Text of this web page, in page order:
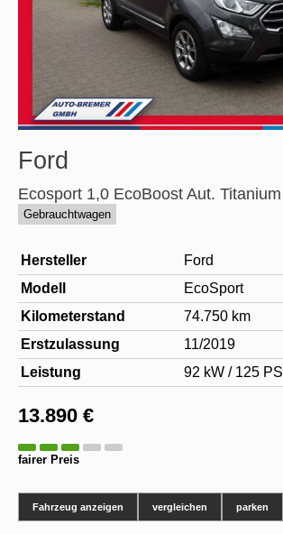
Ford
Ecosport 1,0 EcoBoost Aut. Titanium
Gebrauchtwagen
Hersteller
Ford
Modell
EcoSport
Kilometerstand
74.750 km
Erstzulassung
11/2019
Leistung
92 kW / 125 PS
13.890 €
fairer Preis
Fahrzeug anzeigen vergleichen parken